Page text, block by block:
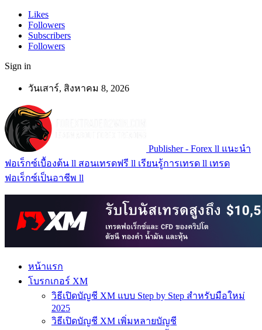
Likes
Followers
Subscribers
Followers
Sign in
วันเสาร์, สิงหาคม 8, 2026
Publisher - Forex ll แนะนำ
ฟอเร็กซ์เบื้องต้น ll สอนเทรดฟรี ll เรียนรู้การเทรด ll เทรด
ฟอเร็กซ์เป็นอาชีพ ll
หน้าแรก
โบรกเกอร์ XM
วิธีเปิดบัญชี XM แบบ Step by Step สำหรับมือใหม่
2025
วิธีเปิดบัญชี XM เพิ่มหลายบัญชี